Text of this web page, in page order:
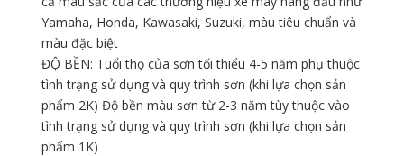
Yamaha, Honda, Kawasaki, Suzuki, màu tiêu chuẩn và
màu đặc biệt
ĐỘ BỀN: Tuổi thọ của sơn tối thiểu 4-5 năm phụ thuộc
tình trạng sử dụng và quy trình sơn (khi lựa chọn sản
phẩm 2K) Độ bền màu sơn từ 2-3 năm tùy thuộc vào
tình trạng sử dụng và quy trình sơn (khi lựa chọn sản
phẩm 1K)